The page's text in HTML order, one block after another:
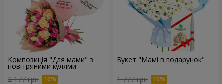
Композиція "Для мами" з
повітряними кулями
2 177 грн
Букет "Мамі в подарунок"
1 777 грн